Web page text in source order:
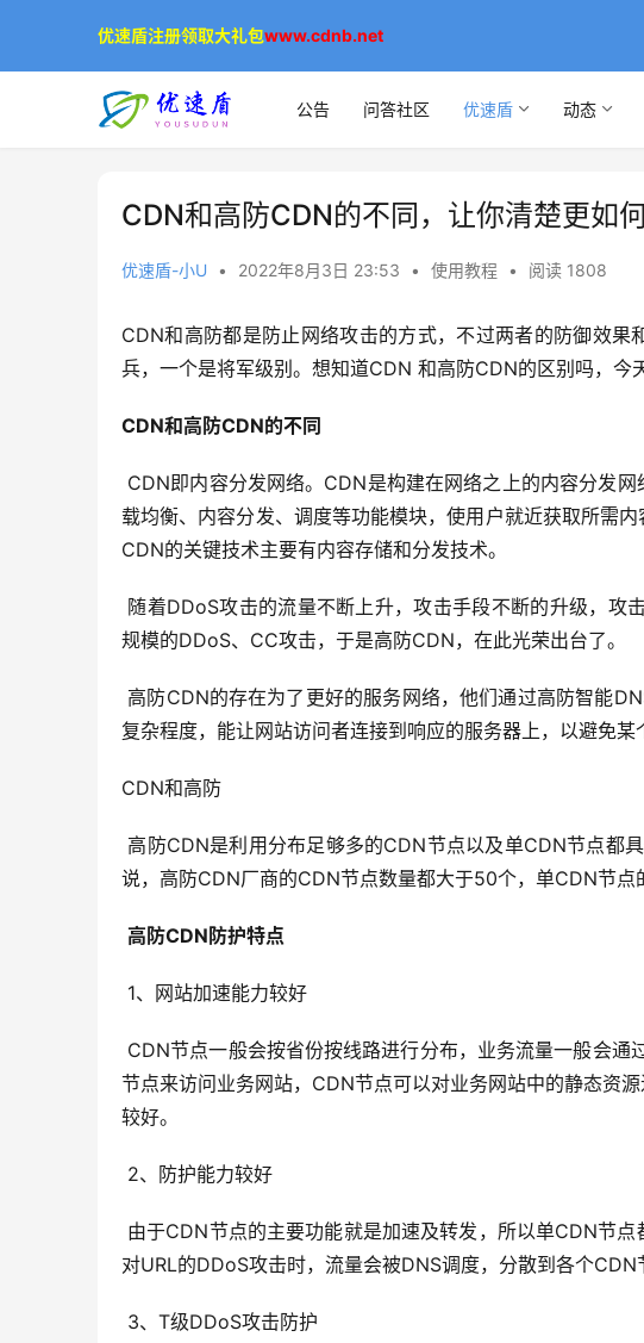
公告 问答社区 优速盾 动态
CDN和高防CDN的不同，让你清楚更如
优速盾-小U • 2022年8月3日 23:53 • 使用教程 • 阅读 1808
CDN和高防都是防止网络攻击的方式，不过两者的防御效
兵，一个是将军级别。想知道CDN 和高防CDN的区别吗，今
CDN和高防CDN的不同
载均衡、内容分发、调度等功能模块，使用户就近获取所需
CDN的关键技术主要有内容存储和分发技术。
规模的DDoS、CC攻击，于是高防CDN，在此光荣出台了。
复杂程度，能让网站访问者连接到响应的服务器上，以避免某
CDN和高防
说，高防CDN厂商的CDN节点数量都大于50个，单CDN节点
高防CDN防护特点
1、网站加速能力较好
节点来访问业务网站，CDN节点可以对业务网站中的静态资
较好。
2、防护能力较好
对URL的DDoS攻击时，流量会被DNS调度，分散到各个CDN
3、T级DDoS攻击防护
优速盾注册领取大礼包www.cdnb.net